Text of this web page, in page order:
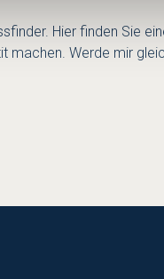
Hier finden Sie
machen. Werde mir